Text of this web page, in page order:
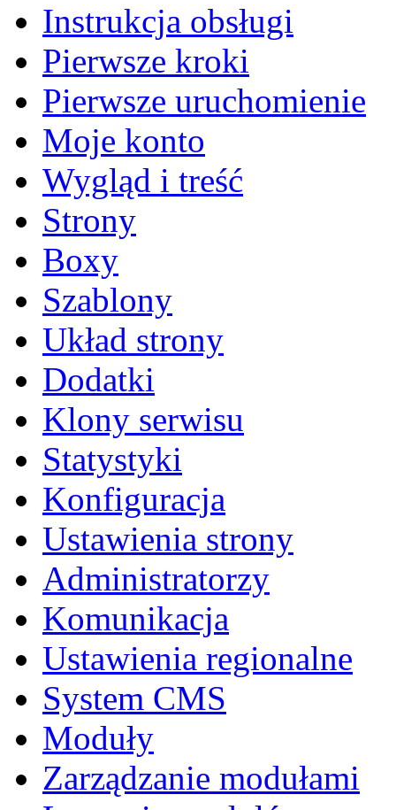
Instrukcja obsługi
Pierwsze kroki
Pierwsze uruchomienie
Moje konto
Wygląd i treść
Strony
Boxy
Szablony
Układ strony
Dodatki
Klony serwisu
Statystyki
Konfiguracja
Ustawienia strony
Administratorzy
Komunikacja
Ustawienia regionalne
System CMS
Moduły
Zarządzanie modułami